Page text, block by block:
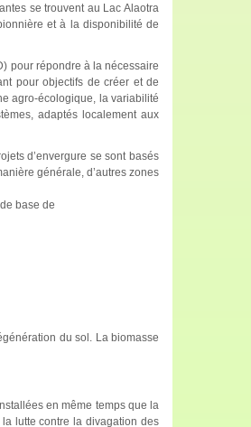
se trouvent au Lac Alaotra
et à la disponibilité de
pour répondre à la nécessaire
pour objectifs de créer et de
agro-écologique, la variabilité
adaptés localement aux
d’envergure se sont basés
générale, d’autres zones
base de
du sol. La biomasse
en même temps que la
lutte contre la divagation des